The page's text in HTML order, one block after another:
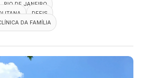
RIO DE JANEIRO
DEFIS
DA FAMÍLIA